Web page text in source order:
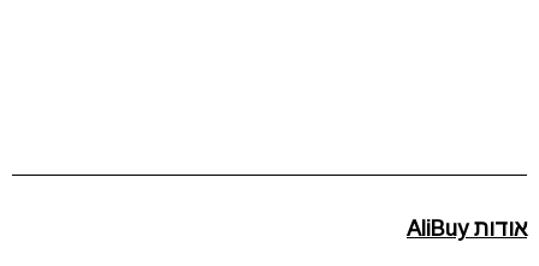
אודות AliBuy